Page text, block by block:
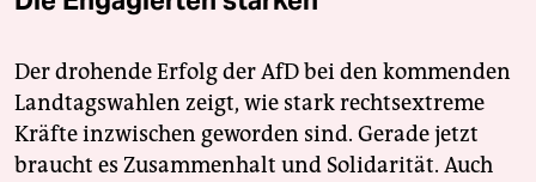
Der drohende Erfolg der AfD bei den kommenden
Landtagswahlen zeigt, wie stark rechtsextreme
Kräfte inzwischen geworden sind. Gerade jetzt
braucht es Zusammenhalt und Solidarität. Auch